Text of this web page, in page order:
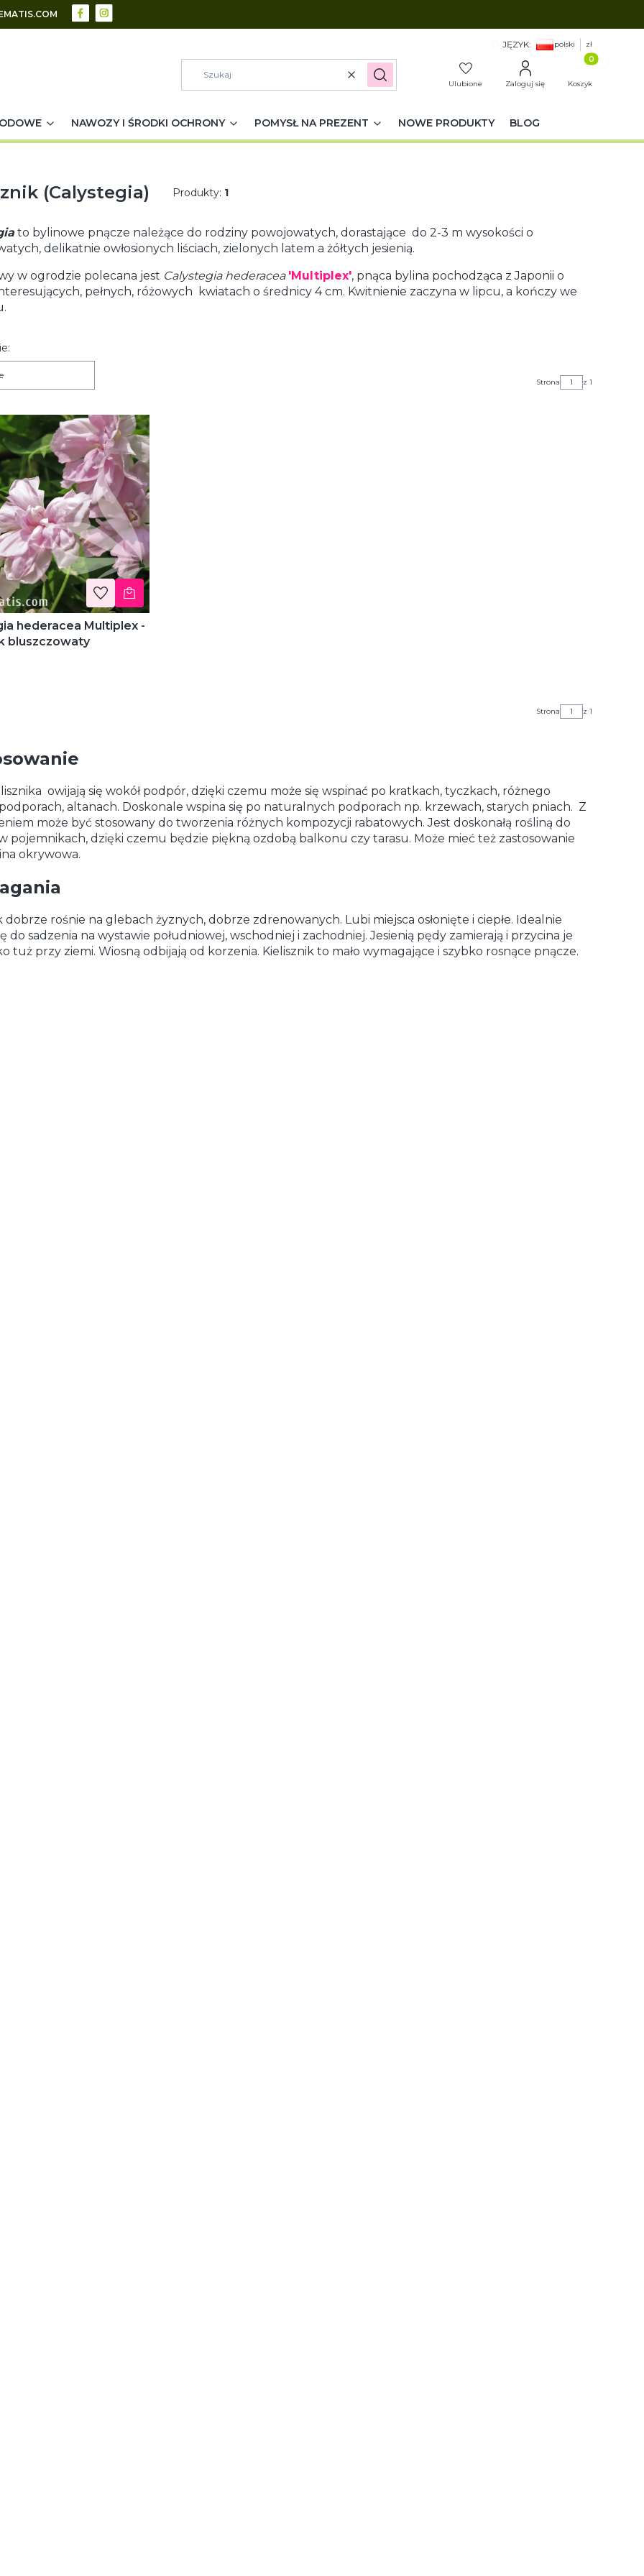
JĘZYK: polski zł
WyczyśćSzukaj Ulubione Zaloguj się
Produkty w
Koszyk
NAWOZY I ŚRODKI OCHRONY POMYSŁ NA PREZENT NOWE PRODUKTY BLOG
(Calystegia) Produkty: 1
to bylinowe pnącze należące do rodziny powojowatych, dorastające do 2-3 m wysokości o
delikatnie owłosionych liściach, zielonych latem a żółtych jesienią.
w ogrodzie polecana jest Calystegia hederacea 'Multiplex', pnąca bylina pochodząca z Japonii o
pełnych, różowych kwiatach o średnicy 4 cm. Kwitnienie zaczyna w lipcu, a kończy we
Strona z 1
hederacea Multiplex -
bluszczowaty
Strona z 1
owijają się wokół podpór, dzięki czemu może się wspinać po kratkach, tyczkach, różnego
altanach. Doskonale wspina się po naturalnych podporach np. krzewach, starych pniach. Z
może być stosowany do tworzenia różnych kompozycji rabatowych. Jest doskonałą rośliną do
pojemnikach, dzięki czemu będzie piękną ozdobą balkonu czy tarasu. Może mieć też zastosowanie
okrywowa.
dobrze rośnie na glebach żyznych, dobrze zdrenowanych. Lubi miejsca osłonięte i ciepłe. Idealnie
do sadzenia na wystawie południowej, wschodniej i zachodniej. Jesienią pędy zamierają i przycina je
tuż przy ziemi. Wiosną odbijają od korzenia. Kielisznik to mało wymagające i szybko rosnące pnącze.